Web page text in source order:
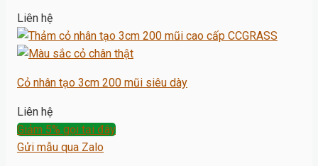
Liên hệ
Cỏ nhân tạo 3cm 200 mũi siêu dày
Liên hệ
Giảm 5% gọi tại đây
Gửi mẫu qua Zalo